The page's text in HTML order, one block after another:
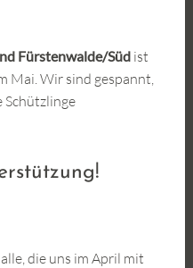
Fürstenwalde/Süd ist
Mai. Wir sind gespannt,
Schützlinge
die uns im April mit